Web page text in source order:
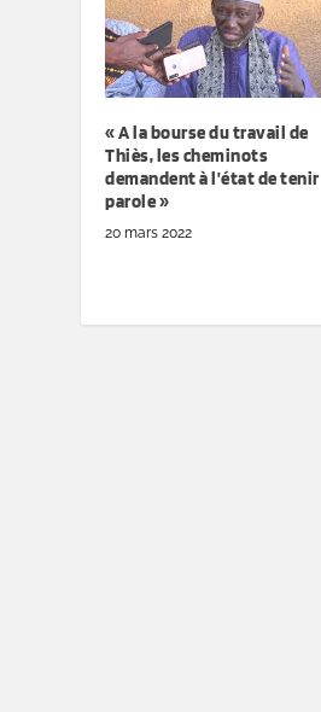
« A la bourse du travail de
Thiès, les cheminots
demandent à l’état de tenir
parole »
20 mars 2022